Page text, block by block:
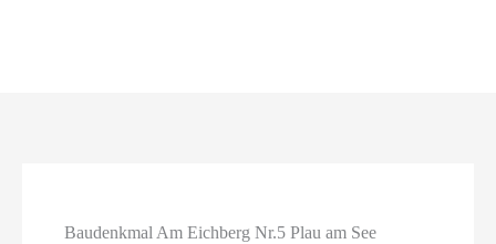
Baudenkmal Am Eichberg Nr.5 Plau am See